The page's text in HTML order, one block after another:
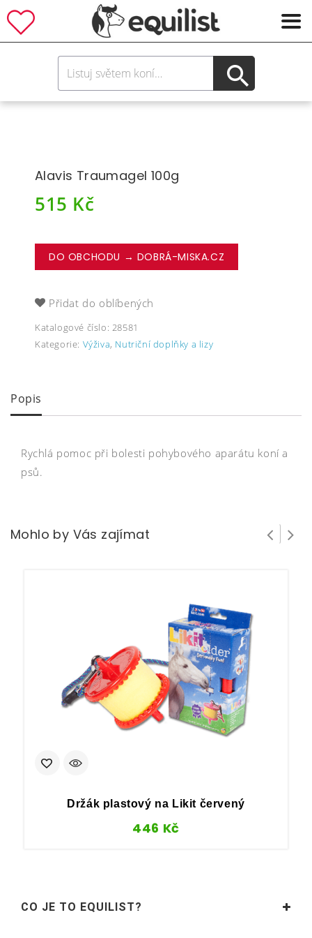
Alavis Traumagel 100g
515 Kč
DO OBCHODU → DOBRÁ-MISKA.CZ
Přidat do oblíbených
Katalogové číslo: 28581
Kategorie: Výživa, Nutriční doplňky a lizy
Popis
Rychlá pomoc při bolesti pohybového aparátu koní a
psů.
Mohlo by Vás zajímat
Držák plastový na Likit červený
446 Kč
CO JE TO EQUILIST?